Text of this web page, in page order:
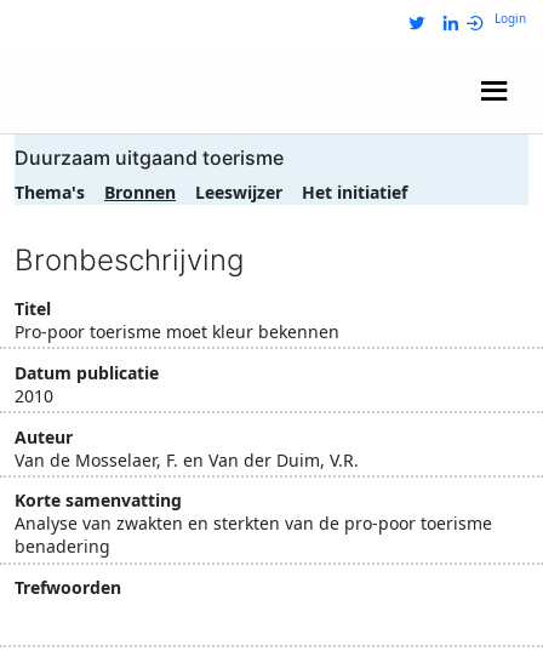
Login
Duurzaam uitgaand toerisme
Thema's Bronnen Leeswijzer Het initiatief
Bronbeschrijving
Titel
Pro-poor toerisme moet kleur bekennen
Datum publicatie
2010
Auteur
Van de Mosselaer, F. en Van der Duim, V.R.
Korte samenvatting
Analyse van zwakten en sterkten van de pro-poor toerisme
benadering
Trefwoorden